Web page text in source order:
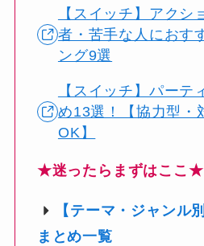
【スイッチ】アクシ
者・苦手な人におす
ング9選
【スイッチ】パーテ
め13選！【協力型・
OK】
★迷ったらまずはここ★
【テーマ・ジャンル
まとめ一覧